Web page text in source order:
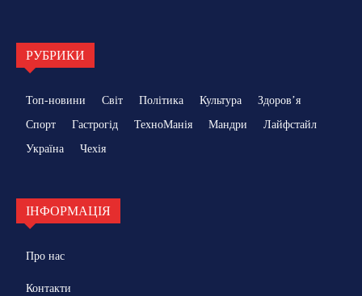
РУБРИКИ
Топ-новини Світ Політика Культура
Здоровʼя
Спорт
Гастрогід ТехноМанія Мандри
Лайфстайл
Україна
Чехія
ІНФОРМАЦІЯ
Про нас
Контакти